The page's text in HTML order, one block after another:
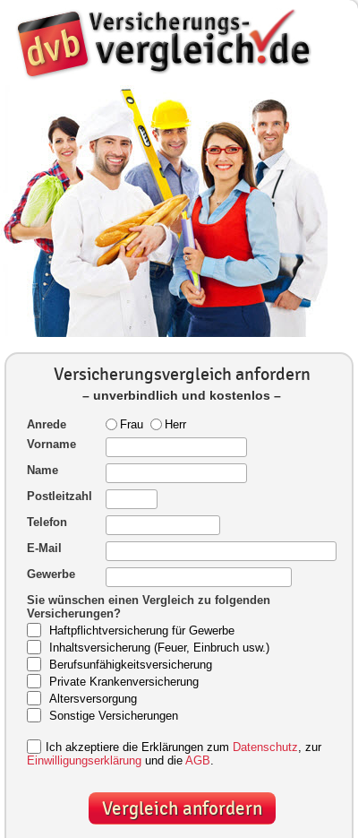
Versicherungsvergleich anfordern
– unverbindlich und kostenlos –
Anrede Frau
Herr
Vorname
Name
Postleitzahl
Telefon
E-Mail
Gewerbe
Sie wünschen einen Vergleich zu folgenden
Versicherungen?
Haftpflichtversicherung für Gewerbe
Inhaltsversicherung (Feuer, Einbruch usw.)
Berufsunfähigkeitsversicherung
Private Krankenversicherung
Altersversorgung
Sonstige Versicherungen
Ich akzeptiere die Erklärungen zum Datenschutz , zur
Einwilligungserklärung und die AGB.
Vergleich anfordern